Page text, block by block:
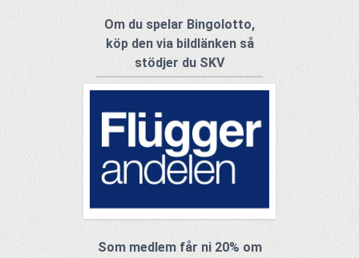
Om du spelar Bingolotto,
köp den via bildlänken så
stödjer du SKV
Som medlem får ni 20% om